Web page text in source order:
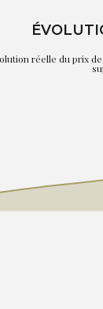
réelle du prix